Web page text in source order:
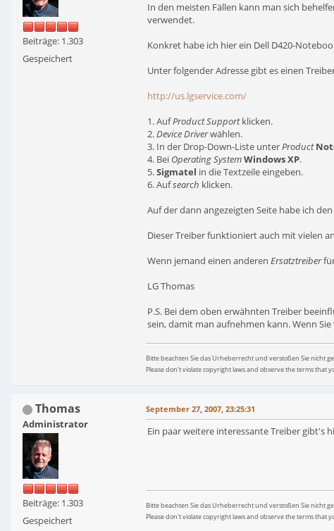
Beiträge: 1.303
Gespeichert
In den meisten Fällen kann man sich
verwendet.
Konkret habe ich hier ein Dell D420-
Unter folgender Adresse gibt es einen
http://us.lgservice.com/
1. AufProduct Supportklicken.
2.Device Driverwählen.
3. In der Drop-Down-Liste unterProduct
4. Bei Operating SystemWindows XP.
5.Sigmatel in die Textzeile eingeben.
6. Aufsearch klicken.
Auf der dann angezeigten Seite habe ich
Dieser Treiber funktioniert auch mit vielen
Wenn jemand einen anderen Ersatztreiber
LG Thomas
P.S. Bei dem oben erwähnten Treiber
sein, damit man aufnehmen kann. Wenn
Bitte beachten Sie das Urheberrecht und verstoßen Sie nicht
Please don't violate copyright laws and observe the terms that
Thomas
Administrator
Beiträge: 1.303
Gespeichert
September 27, 2007, 23:25:31
Ein paar weitere interessante Treiber gibt's
Bitte beachten Sie das Urheberrecht und verstoßen Sie nicht
Please don't violate copyright laws and observe the terms that